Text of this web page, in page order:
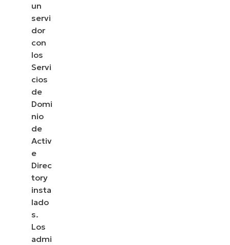
un
servi
dor
con
los
Servi
cios
de
Domi
nio
de
Activ
e
Direc
tory
insta
lado
s.
Los
admi